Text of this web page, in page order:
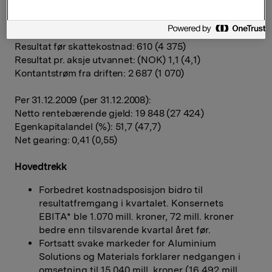
Driftsinntekter: 15 040 (16 492)
Resultat før skattekostnad: 610 (4 375)
Resultat pr. aksje utvannet: (NOK) 1,1 (4,1)
Kontantstrøm fra driften: 2 687 (1 070)
Per 31.12.2009 (per 31.12.2008):
Netto rentebærende gjeld: 19 848 (27 424)
Egenkapitalandel (%): 51,7 (47,7)
Net gearing: 0,41 (0,55)
Hovedtrekk
Forbedret kostnadsposisjon bidro til
resultatfremgang i kvartalet. Konsernets
EBITA* ble 1.070 mill. kroner, 72 mill. kroner
bedre enn tilsvarende kvartal året før.
Fortsatt svake markeder for Aluminium
Solutions og Materials forklarer nedgangen i